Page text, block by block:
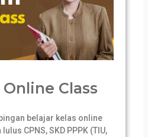
Class
belajar kelas online
CPNS, SKD PPPK (TIU,